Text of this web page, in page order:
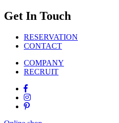
Get In Touch
RESERVATION
CONTACT
COMPANY
RECRUIT